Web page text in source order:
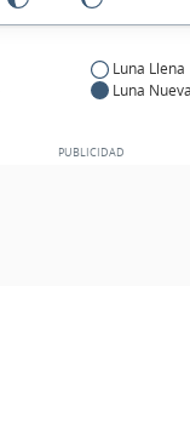
Luna Llena
Luna Nueva